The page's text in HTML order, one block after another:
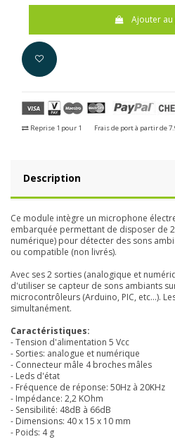
Ajouter
Reprise 1 pour 1 Frais de port à partir de
Description
Ce module intègre un microphone
embarquée permettant de disposer de
numérique) pour détecter des sons
ou compatible (non livrés).
Avec ses 2 sorties (analogique et
d'utiliser se capteur de sons ambiants
microcontrôleurs (Arduino, PIC, etc...).
simultanément.
Caractéristiques:
- Tension d'alimentation 5 Vcc
- Sorties: analogue et numérique
- Connecteur mâle 4 broches mâles
- Leds d'état
- Fréquence de réponse: 50Hz à 20KHz
- Impédance: 2,2 KOhm
- Sensibilité: 48dB à 66dB
- Dimensions: 40 x 15 x 10 mm
- Poids: 4 g